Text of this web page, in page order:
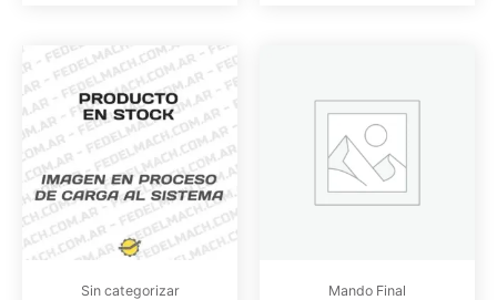
Sin categorizar Mando Final